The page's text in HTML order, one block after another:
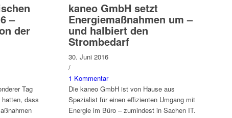
–
der
Tag
dass
kaneo GmbH setzt
Energiemaßnahmen um –
und halbiert den
Strombedarf
30. Juni 2016
/
1 Kommentar
Die kaneo GmbH ist von Hause aus
Spezialist für einen effizienten Umgang mit
Energie im Büro – zumindest in Sachen IT.